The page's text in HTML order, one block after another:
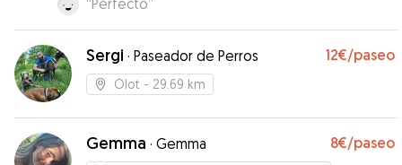
“Perfecto”
Sergi · Paseador de Perros 12€/paseo
Olot - 29.69 km
Gemma · Gemma 8€/paseo